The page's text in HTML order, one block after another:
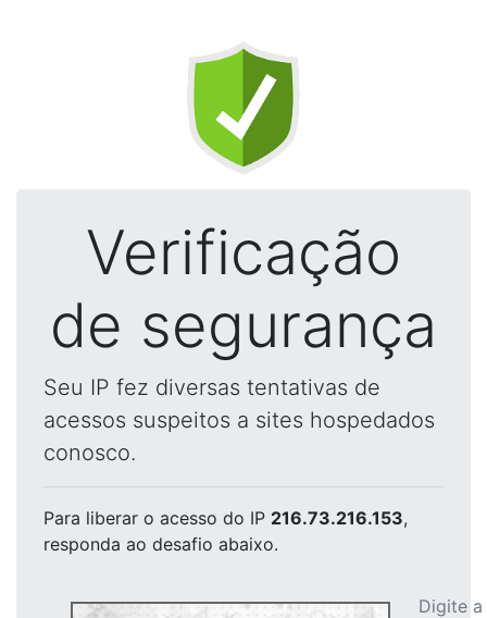
Verificação
de segurança
Seu IP fez diversas tentativas de
acessos suspeitos a sites hospedados
conosco.
Para liberar o acesso do IP 216.73.216.153,
responda ao desafio abaixo.
Digite